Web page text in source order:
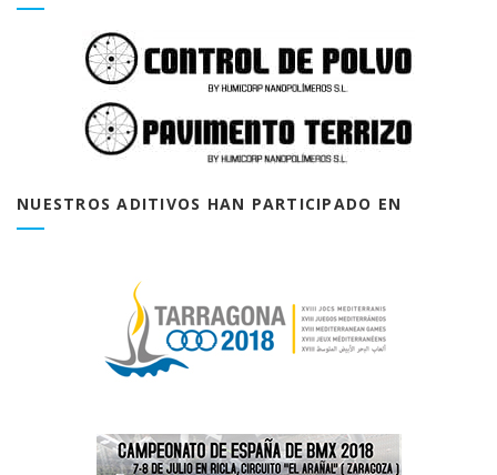
NUESTROS ADITIVOS HAN PARTICIPADO EN